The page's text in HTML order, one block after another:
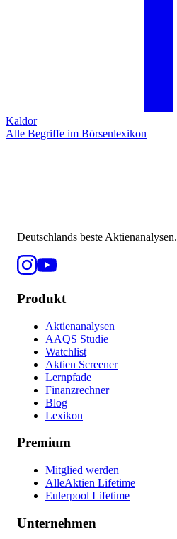
Kaldor
Alle Begriffe im Börsenlexikon
Deutschlands beste Aktienanalysen.
Produkt
Aktienanalysen
AAQS Studie
Watchlist
Aktien Screener
Lernpfade
Finanzrechner
Blog
Lexikon
Premium
Mitglied werden
AlleAktien Lifetime
Eulerpool Lifetime
Unternehmen